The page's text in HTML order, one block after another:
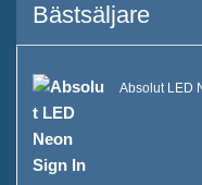
Bästsäljare
Absolut LED